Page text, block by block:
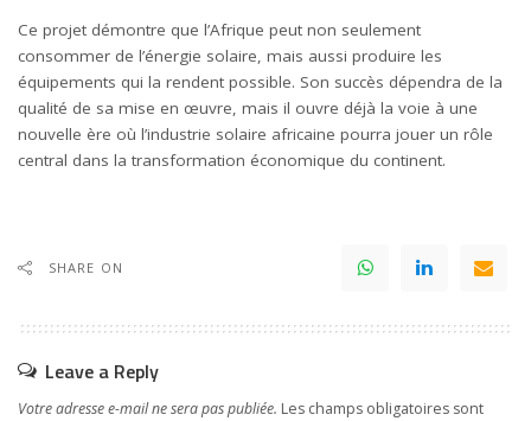
Ce projet démontre que l’Afrique peut non seulement
consommer de l’énergie solaire, mais aussi produire les
équipements qui la rendent possible. Son succès dépendra de la
qualité de sa mise en œuvre, mais il ouvre déjà la voie à une
nouvelle ère où l’industrie solaire africaine pourra jouer un rôle
central dans la transformation économique du continent.
SHARE ON
Leave a Reply
Votre adresse e-mail ne sera pas publiée. Les champs obligatoires sont